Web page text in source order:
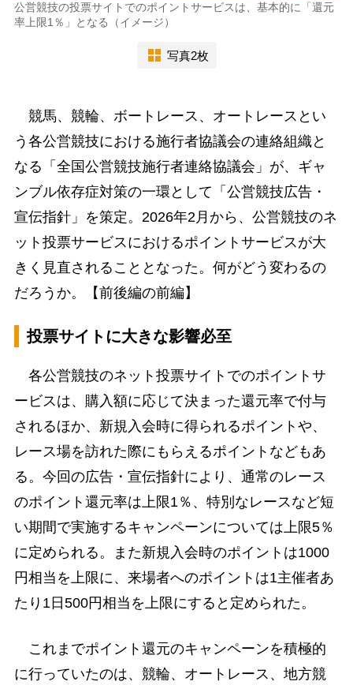
公営競技の投票サイトでのポイントサービスは、基本的に「還元
率上限1％」となる（イメージ）
写真2枚
競馬、競輪、ボートレース、オートレースとい
う各公営競技における施行者協議会の連絡組織と
なる「全国公営競技施行者連絡協議会」が、ギャ
ンブル依存症対策の一環として「公営競技広告・
宣伝指針」を策定。2026年2月から、公営競技のネ
ット投票サービスにおけるポイントサービスが大
きく見直されることとなった。何がどう変わるの
だろうか。【前後編の前編】
投票サイトに大きな影響必至
各公営競技のネット投票サイトでのポイントサ
ービスは、購入額に応じて決まった還元率で付与
されるほか、新規入会時に得られるポイントや、
レース場を訪れた際にもらえるポイントなどもあ
る。今回の広告・宣伝指針により、通常のレース
のポイント還元率は上限1％、特別なレースなど短
い期間で実施するキャンペーンについては上限5％
に定められる。また新規入会時のポイントは1000
円相当を上限に、来場者へのポイントは1主催者あ
たり1日500円相当を上限にすると定められた。
これまでポイント還元のキャンペーンを積極的
に行っていたのは、競輪、オートレース、地方競